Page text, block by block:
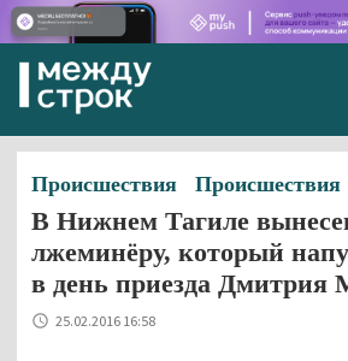
Происшествия Происшествия
В Нижнем Тагиле
лжеминёру, который
в день приезда Дмитрия
25.02.2016 16:58